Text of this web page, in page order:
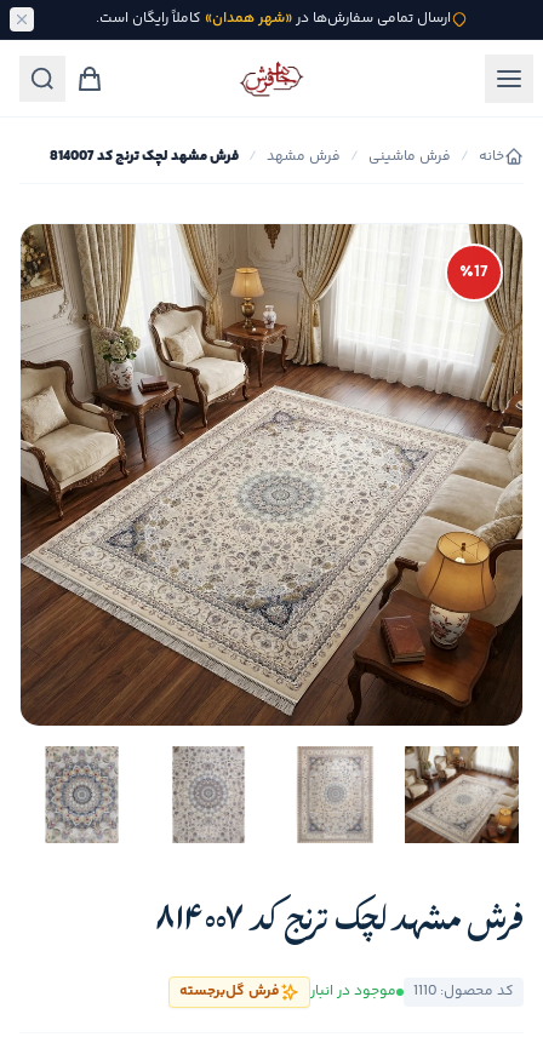
ارسال تمامی سفارش‌ها در«شهر همدان» کاملاً رایگان است.
خانه / فرش ماشینی / فرش مشهد / فرش مشهد لچک ترنج کد 814007
٪17
فرش مشهد لچک ترنج کد 814007
کد محصول: 1110 موجود در انبار فرش گل‌برجسته